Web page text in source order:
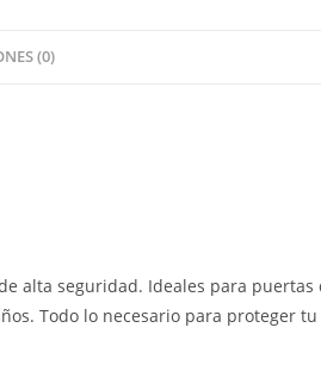
(0)
alta seguridad. Ideales para
Todo lo necesario para proteger